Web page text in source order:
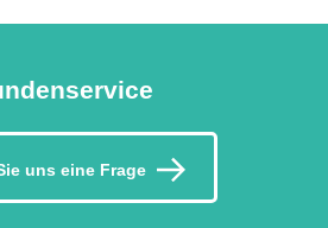
uns eine Frage